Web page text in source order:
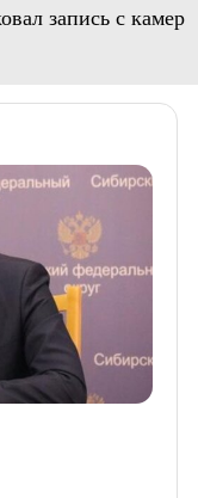
запись с камер